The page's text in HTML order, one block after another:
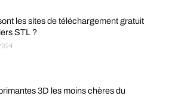
les sites de téléchargement gratuit
STL ?
3D les moins chères du